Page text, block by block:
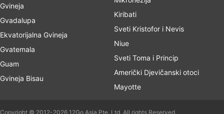
Gvineja
Gvadalupa
Ekvatorijalna Gvineja
Gvatemala
Guam
Gvineja Bisau
Kiribati
Sveti Kristofor i Nevis
Niue
Sveti Toma i Princip
Američki Djevičanski otoci
Mayotte
Copyright © 2012-2026 12Go Asia Pte. Ltd. All rights Reserved.